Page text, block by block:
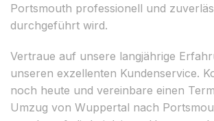
Portsmouth professionell und
durchgeführt wird.
Vertraue auf unsere langjährige
unseren exzellenten Kundenservice.
noch heute und vereinbare einen
Umzug von Wuppertal nach